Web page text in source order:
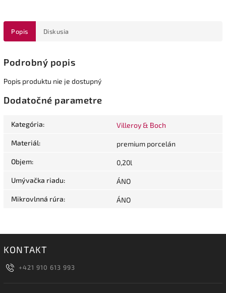
Popis Diskusia
Podrobný popis
Popis produktu nie je dostupný
Dodatočné parametre
Kategória: Villeroy & Boch
Materiál: premium porcelán
Objem: 0,20l
Umývačka riadu: ÁNO
Mikrovlnná rúra: ÁNO
KONTAKT
+421 910 613 993